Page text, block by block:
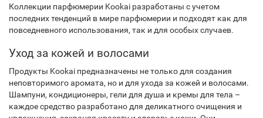
Коллекции парфюмерии Kookai разработаны с учетом
последних тенденций в мире парфюмерии и подходят как для
повседневного использования, так и для особых случаев.
Уход за кожей и волосами
Продукты Kookai предназначены не только для создания
неповторимого аромата, но и для ухода за кожей и волосами.
Шампуни, кондиционеры, гели для душа и кремы для тела –
каждое средство разработано для деликатного очищения и